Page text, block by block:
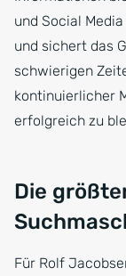
und Social
und sichert das
schwierigen
kontinuierlicher
erfolgreich zu
Die
Für Rolf